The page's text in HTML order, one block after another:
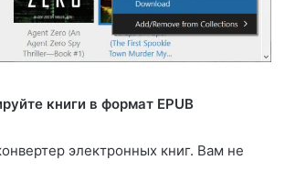
книги в формат EPUB
электронных книг. Вам не